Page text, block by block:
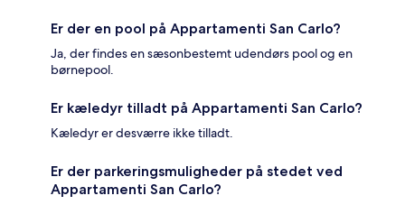
Er der en pool på Appartamenti San Carlo?
Ja, der findes en sæsonbestemt udendørs pool og en
børnepool.
Er kæledyr tilladt på Appartamenti San Carlo?
Kæledyr er desværre ikke tilladt.
Er der parkeringsmuligheder på stedet ved
Appartamenti San Carlo?